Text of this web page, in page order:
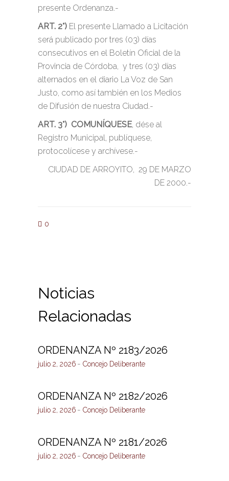
presente Ordenanza.-
ART. 2°) El presente Llamado a Licitación
será publicado por tres (03) días
consecutivos en el Boletín Oficial de la
Provincia de Córdoba, y tres (03) días
alternados en el diario La Voz de San
Justo, como así también en los Medios
de Difusión de nuestra Ciudad.-
ART. 3°) COMUNÍQUESE, dése al
Registro Municipal, publíquese,
protocolícese y archívese.-
CIUDAD DE ARROYITO, 29 DE MARZO
DE 2000.-
0
Noticias
Relacionadas
ORDENANZA Nº 2183/2026
julio 2, 2026 Concejo Deliberante
ORDENANZA Nº 2182/2026
julio 2, 2026 Concejo Deliberante
ORDENANZA Nº 2181/2026
julio 2, 2026 Concejo Deliberante